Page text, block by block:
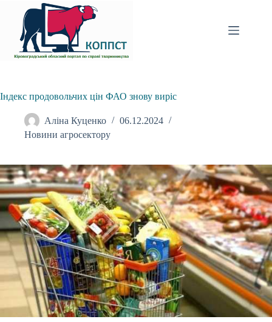
вмісту
Індекс продовольчих цін ФАО знову виріс
Аліна Куценко
06.12.2024
Новини агросектору